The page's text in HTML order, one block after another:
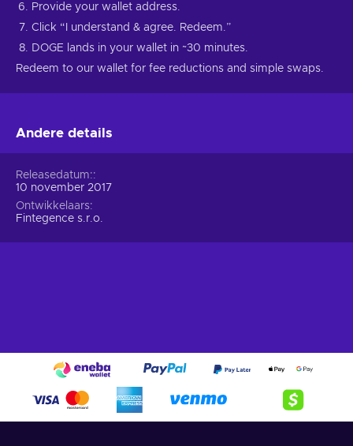
Provide your wallet address.
Click “I understand & agree. Redeem.”
DOGE lands in your wallet in ~30 minutes.
Redeem to our wallet for fee reductions and simple swaps.
Andere details
Releasedatum:
10 november 2017
Ontwikkelaars
Fintegence s.r.o.